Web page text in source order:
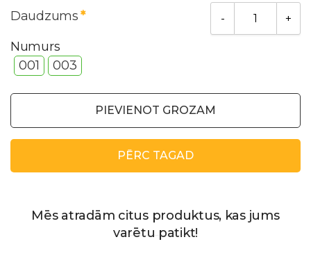
Daudzums
Numurs
001
003
PIEVIENOT GROZAM
PĒRC TAGAD
Mēs atradām citus produktus, kas jums
varētu patikt!